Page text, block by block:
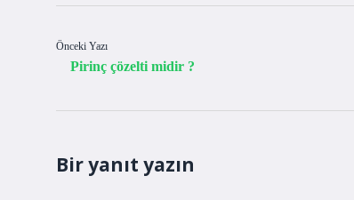
Önceki Yazı
Pirinç çözelti midir ?
Bir yanıt yazın